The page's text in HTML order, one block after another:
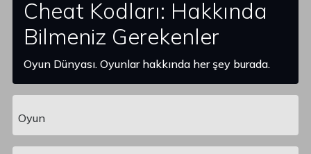
Cheat Kodları: Hakkında
Bilmeniz Gerekenler
Oyun Dünyası. Oyunlar hakkında her şey burada.
Main Navigation
Oyun